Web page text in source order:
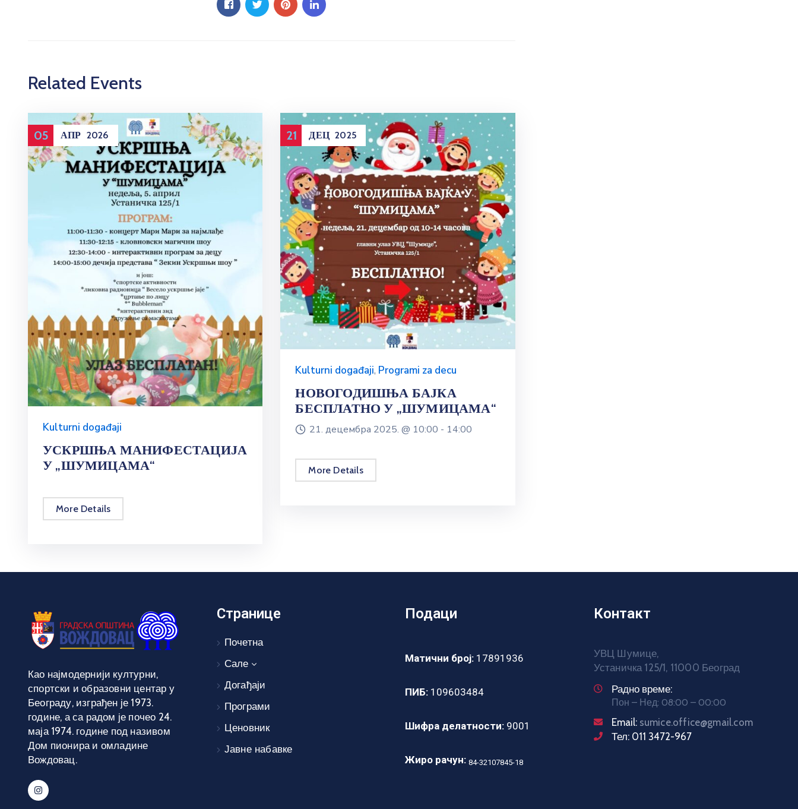
Related Events
05 АПР 2026
Kulturni događaji
УСКРШЊА МАНИФЕСТАЦИЈА
У „ШУМИЦАМА“
More Details
21 ДЕЦ 2025
Kulturni događaji, Programi za decu
НОВОГОДИШЊА БАЈКА
БЕСПЛАТНО У „ШУМИЦАМА“
21. децембра 2025. @ 10:00 - 14:00
More Details
Као најмодернији културни,
спортски и образовни центар у
Београду, изграђен је 1973.
године, а са радом је почео 24.
маја 1974. године под називом
Дом пионира и омладине
Вождовац.
Странице
Почетна
Сале
Догађаји
Програми
Ценовник
Јавне набавке
Подаци
Матични број: 17891936
ПИБ: 109603484
Шифра делатности: 9001
Жиро рачун: 84-32107845-18
Контакт
УВЦ Шумице,
Устаничка 125/1, 11000 Београд
Радно време:
Пон – Нед: 08:00 – 00:00
Email: sumice.office@gmail.com
Тел: 011 3472-967